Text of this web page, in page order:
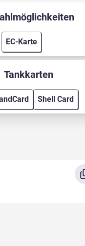
EC-Karte
Tankkarten
Shell Card